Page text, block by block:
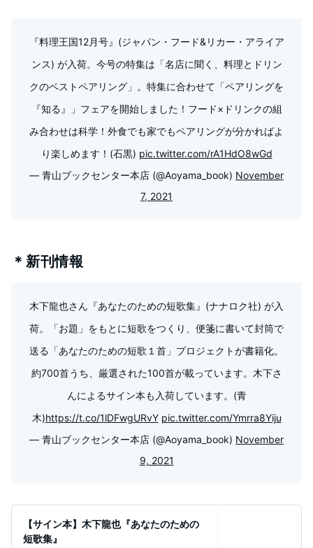
『料理王国12月号』(ジャパン・フード&リカー・アライア
ンス) が入荷。今号の特集は「名店に聞く、料理とドリン
クのベストペアリング」。特集に合わせて「ペアリングを
『知る』」フェアを開始しました！フード×ドリンクの組
み合わせは科学！外食でも家でもペアリングが分かればよ
り楽しめます！(石黒) pic.twitter.com/rA1HdO8wGd
— 青山ブックセンター本店 (@Aoyama_book) November
7, 2021
＊新刊情報
木下龍也さん『あなたのための短歌集』(ナナロク社) が入
荷。「お題」をもとに短歌をつくり、便箋に書いて封筒で
送る「あなたのための短歌１首」プロジェクトが書籍化。
約700首うち、厳選された100首が載っています。木下さ
んによるサイン本も入荷しています。(青
木)https://t.co/1lDFwgURvY pic.twitter.com/Ymrra8Yiju
— 青山ブックセンター本店 (@Aoyama_book) November
9, 2021
【サイン本】木下龍也『あなたのための
短歌集』